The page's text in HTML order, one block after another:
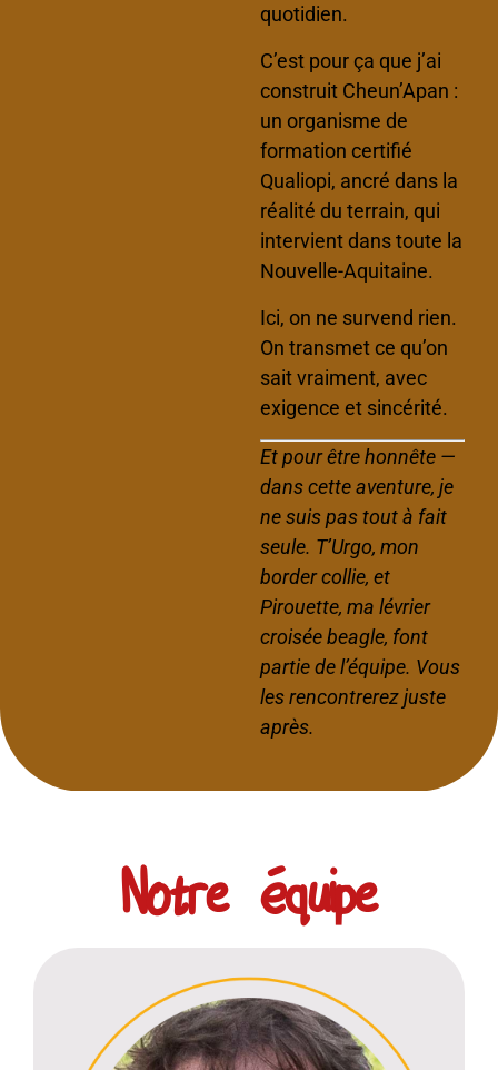
quotidien.
C’est pour ça que j’ai
construit Cheun’Apan :
un organisme de
formation certifié
Qualiopi, ancré dans la
réalité du terrain, qui
intervient dans toute la
Nouvelle-Aquitaine.
Ici, on ne survend rien.
On transmet ce qu’on
sait vraiment, avec
exigence et sincérité.
Et pour être honnête —
dans cette aventure, je
ne suis pas tout à fait
seule. T’Urgo, mon
border collie, et
Pirouette, ma lévrier
croisée beagle, font
partie de l’équipe. Vous
les rencontrerez juste
après.
Notre équipe